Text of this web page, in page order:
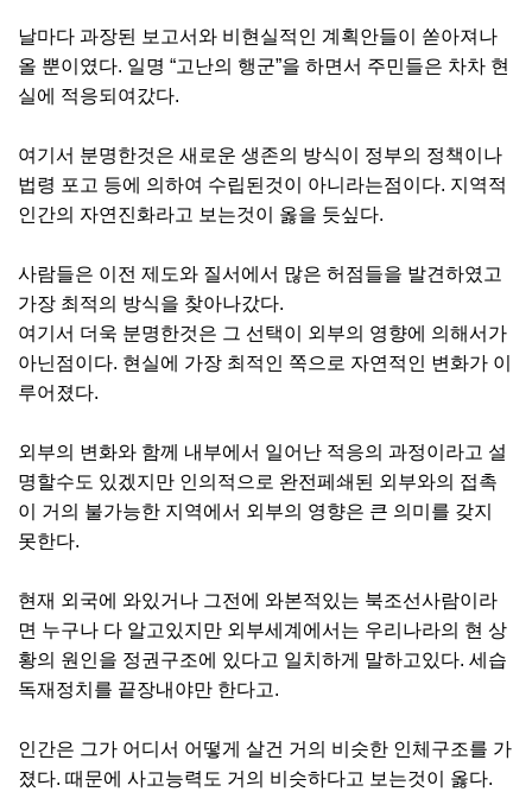
날마다 과장된 보고서와 비현실적인 계획안들이 쏟아져나
올 뿐이였다. 일명 “고난의 행군”을 하면서 주민들은 차차 현
실에 적응되여갔다.
여기서 분명한것은 새로운 생존의 방식이 정부의 정책이나
법령 포고 등에 의하여 수립된것이 아니라는점이다. 지역적
인간의 자연진화라고 보는것이 옳을 듯싶다.
사람들은 이전 제도와 질서에서 많은 허점들을 발견하였고
가장 최적의 방식을 찾아나갔다.
여기서 더욱 분명한것은 그 선택이 외부의 영향에 의해서가
아닌점이다. 현실에 가장 최적인 쪽으로 자연적인 변화가 이
루어졌다.
외부의 변화와 함께 내부에서 일어난 적응의 과정이라고 설
명할수도 있겠지만 인의적으로 완전페쇄된 외부와의 접촉
이 거의 불가능한 지역에서 외부의 영향은 큰 의미를 갖지
못한다.
현재 외국에 와있거나 그전에 와본적있는 북조선사람이라
면 누구나 다 알고있지만 외부세계에서는 우리나라의 현 상
황의 원인을 정권구조에 있다고 일치하게 말하고있다. 세습
독재정치를 끝장내야만 한다고.
인간은 그가 어디서 어떻게 살건 거의 비슷한 인체구조를 가
졌다. 때문에 사고능력도 거의 비슷하다고 보는것이 옳다.